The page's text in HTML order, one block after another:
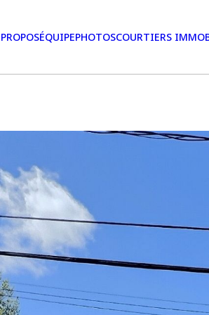
ÉQUIPEPHOTOSCOURTIERS